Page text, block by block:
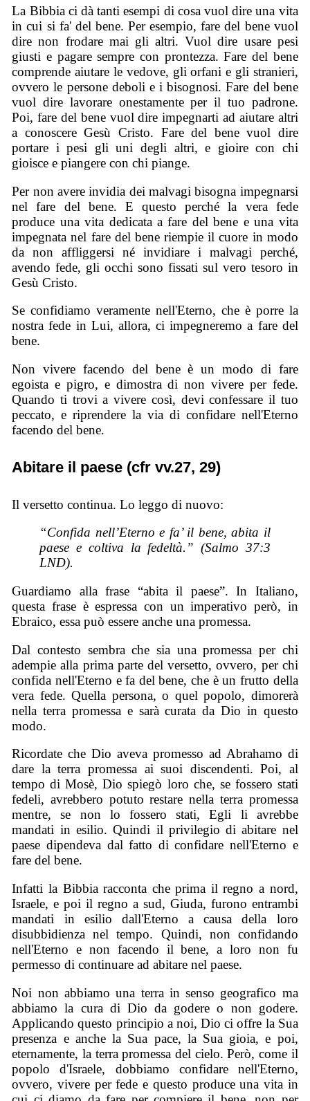
La Bibbia ci dà tanti esempi di cosa vuol dire una vita
in cui si fa' del bene. Per esempio, fare del bene vuol
dire non frodare mai gli altri. Vuol dire usare pesi
giusti e pagare sempre con prontezza. Fare del bene
comprende aiutare le vedove, gli orfani e gli stranieri,
ovvero le persone deboli e i bisognosi. Fare del bene
vuol dire lavorare onestamente per il tuo padrone.
Poi, fare del bene vuol dire impegnarti ad aiutare altri
a conoscere Gesù Cristo. Fare del bene vuol dire
portare i pesi gli uni degli altri, e gioire con chi
gioisce e piangere con chi piange.
Per non avere invidia dei malvagi bisogna impegnarsi
nel fare del bene. E questo perché la vera fede
produce una vita dedicata a fare del bene e una vita
impegnata nel fare del bene riempie il cuore in modo
da non affliggersi né invidiare i malvagi perché,
avendo fede, gli occhi sono fissati sul vero tesoro in
Gesù Cristo.
Se confidiamo veramente nell'Eterno, che è porre la
nostra fede in Lui, allora, ci impegneremo a fare del
bene.
Non vivere facendo del bene è un modo di fare
egoista e pigro, e dimostra di non vivere per fede.
Quando ti trovi a vivere così, devi confessare il tuo
peccato, e riprendere la via di confidare nell'Eterno
facendo del bene.
Abitare il paese (cfr vv.27, 29)
Il versetto continua. Lo leggo di nuovo:
“Confida nell’Eterno e fa’ il bene, abita il
paese e coltiva la fedeltà.” (Salmo 37:3
LND).
Guardiamo alla frase “abita il paese”. In Italiano,
questa frase è espressa con un imperativo però, in
Ebraico, essa può essere anche una promessa.
Dal contesto sembra che sia una promessa per chi
adempie alla prima parte del versetto, ovvero, per chi
confida nell'Eterno e fa del bene, che è un frutto della
vera fede. Quella persona, o quel popolo, dimorerà
nella terra promessa e sarà curata da Dio in questo
modo.
Ricordate che Dio aveva promesso ad Abrahamo di
dare la terra promessa ai suoi discendenti. Poi, al
tempo di Mosè, Dio spiegò loro che, se fossero stati
fedeli, avrebbero potuto restare nella terra promessa
mentre, se non lo fossero stati, Egli li avrebbe
mandati in esilio. Quindi il privilegio di abitare nel
paese dipendeva dal fatto di confidare nell'Eterno e
fare del bene.
Infatti la Bibbia racconta che prima il regno a nord,
Israele, e poi il regno a sud, Giuda, furono entrambi
mandati in esilio dall'Eterno a causa della loro
disubbidienza nel tempo. Quindi, non confidando
nell'Eterno e non facendo il bene, a loro non fu
permesso di continuare ad abitare nel paese.
Noi non abbiamo una terra in senso geografico ma
abbiamo la cura di Dio da godere o non godere.
Applicando questo principio a noi, Dio ci offre la Sua
presenza e anche la Sua pace, la Sua gioia, e poi,
eternamente, la terra promessa del cielo. Però, come il
popolo d'Israele, dobbiamo confidare nell'Eterno,
ovvero, vivere per fede e questo produce una vita in